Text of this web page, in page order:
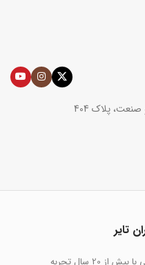
پلاک 404
تایر
20 سال تجربه